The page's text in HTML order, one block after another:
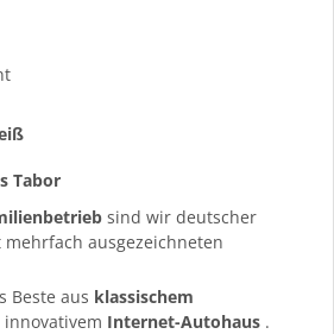
Tabor
sind wir deutscher
mehrfach ausgezeichneten
Beste aus klassischem
innovativem Internet-Autohaus .